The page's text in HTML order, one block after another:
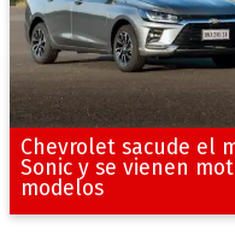
Chevrolet sacude el
Sonic y se vienen
modelos